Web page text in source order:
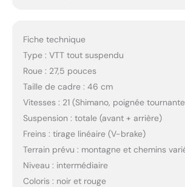
Fiche technique
Type : VTT tout suspendu
Roue : 27,5 pouces
Taille de cadre : 46 cm
Vitesses : 21 (Shimano, poignée
Suspension : totale (avant + arrière)
Freins : tirage linéaire (V-brake)
Terrain prévu : montagne et chemins
Niveau : intermédiaire
Coloris : noir et rouge